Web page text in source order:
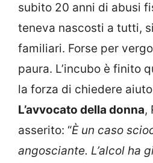
subito 20 anni di abusi
teneva nascosti a tutti,
familiari. Forse per
paura. L’incubo è finito
la forza di chiedere
L’avvocato della donna,
asserito: “È un caso
angosciante. L’alcol ha